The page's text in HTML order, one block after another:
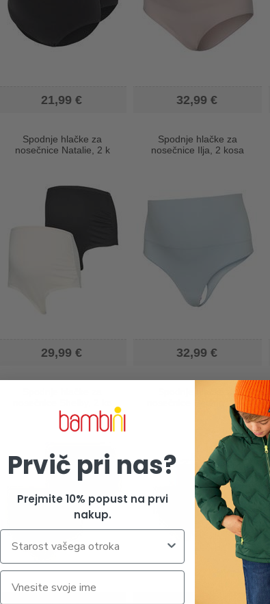
21,99 € 32,99 €
Spodnje hlačke za
nosečnice Natalie, 2 k
29,99 €
Spodnje hlačke za
nosečnice Ilja, 2 kosa
32,99 €
Spodnje hlačke za
nosečnice Helena, 2 ko
Prvič pri nas?
Prejmite 10% popust na prvi
nakup.